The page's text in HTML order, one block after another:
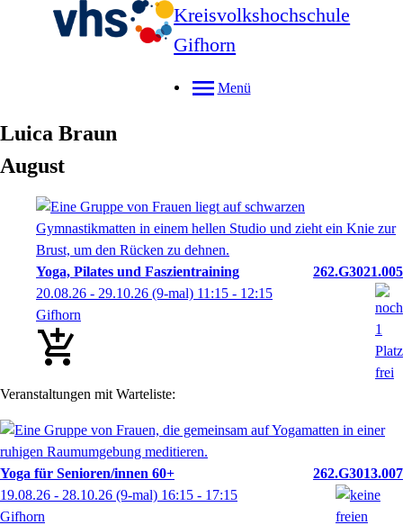
Kreisvolkshochschule
Gifhorn
Menü
Luica Braun
August
Yoga, Pilates und Faszientraining
262.G3021.005
20.08.26 - 29.10.26 (9-mal) 11:15 - 12:15
Gifhorn
Veranstaltungen mit Warteliste:
Yoga für Senioren/innen 60+
262.G3013.007
19.08.26 - 28.10.26 (9-mal) 16:15 - 17:15
Gifhorn